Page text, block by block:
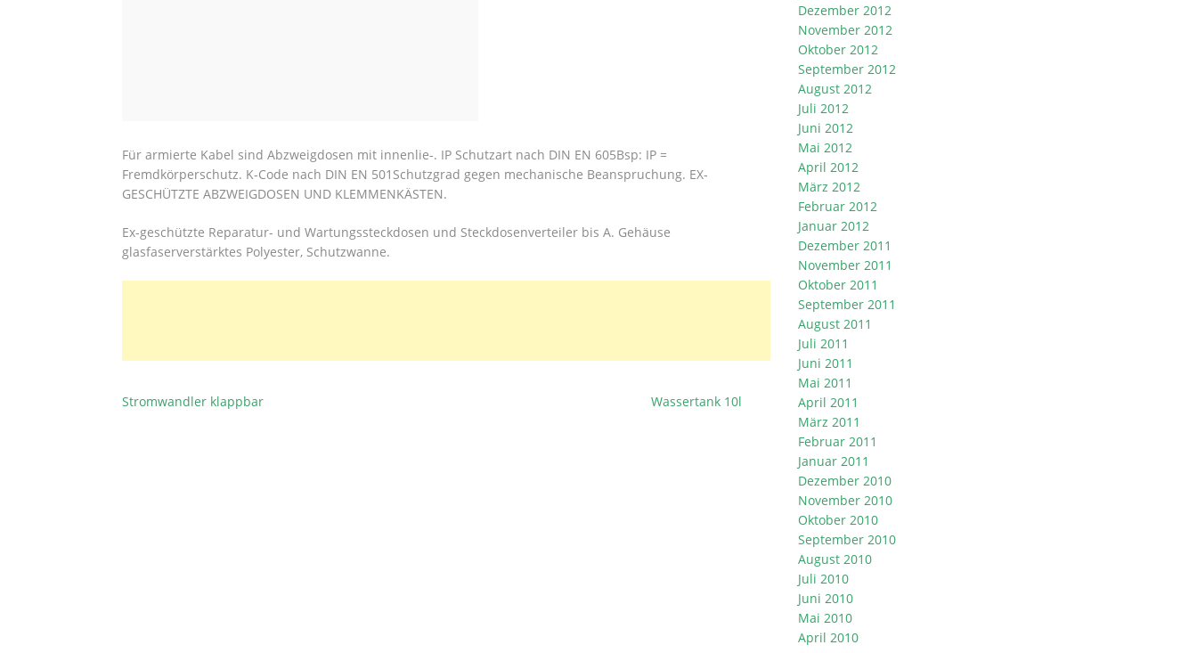
Für armierte Kabel sind Abzweigdosen mit innenlie-. IP Schutzart nach DIN EN 605Bsp: IP =
Fremdkörperschutz. K-Code nach DIN EN 501Schutzgrad gegen mechanische Beanspruchung. EX-
GESCHÜTZTE ABZWEIGDOSEN UND KLEMMENKÄSTEN.
Ex-geschützte Reparatur- und Wartungssteckdosen und Steckdosenverteiler bis A. Gehäuse
glasfaserverstärktes Polyester, Schutzwanne.
BEITRAGSNAVIGATION
Stromwandler klappbar Wassertank 10l
Dezember 2012
November 2012
Oktober 2012
September 2012
August 2012
Juli 2012
Juni 2012
Mai 2012
April 2012
März 2012
Februar 2012
Januar 2012
Dezember 2011
November 2011
Oktober 2011
September 2011
August 2011
Juli 2011
Juni 2011
Mai 2011
April 2011
März 2011
Februar 2011
Januar 2011
Dezember 2010
November 2010
Oktober 2010
September 2010
August 2010
Juli 2010
Juni 2010
Mai 2010
April 2010